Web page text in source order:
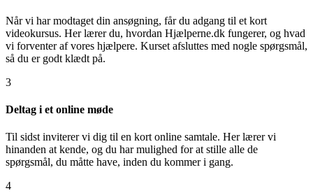
Når vi har modtaget din ansøgning, får du adgang til et kort
videokursus. Her lærer du, hvordan Hjælperne.dk fungerer, og hvad
vi forventer af vores hjælpere. Kurset afsluttes med nogle spørgsmål,
så du er godt klædt på.
3
Deltag i et online møde
Til sidst inviterer vi dig til en kort online samtale. Her lærer vi
hinanden at kende, og du har mulighed for at stille alle de
spørgsmål, du måtte have, inden du kommer i gang.
4